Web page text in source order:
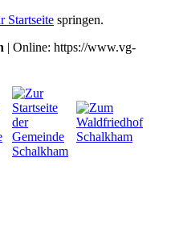
Startseite springen.
| Online: https://www.vg-